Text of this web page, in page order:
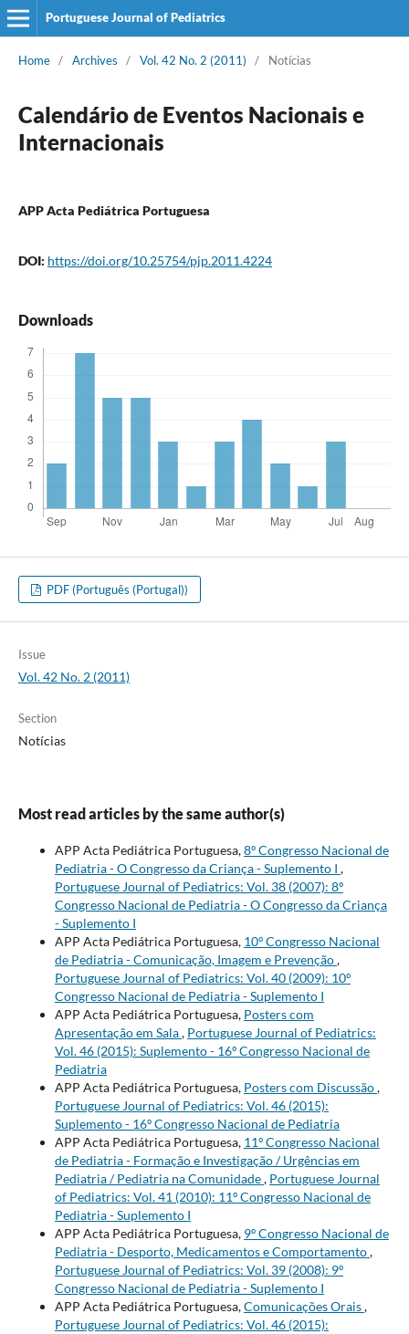
Portuguese Journal of Pediatrics
Home / Archives / Vol. 42 No. 2 (2011) / Notícias
Calendário de Eventos Nacionais e
Internacionais
APP Acta Pediátrica Portuguesa
DOI: https://doi.org/10.25754/pjp.2011.4224
Downloads
PDF (Português (Portugal))
Issue
Vol. 42 No. 2 (2011)
Section
Notícias
Most read articles by the same author(s)
APP Acta Pediátrica Portuguesa,8º Congresso Nacional de
Pediatria - O Congresso da Criança - Suplemento I ,
Portuguese Journal of Pediatrics: Vol. 38 (2007): 8º
Congresso Nacional de Pediatria - O Congresso da Criança
- Suplemento I
APP Acta Pediátrica Portuguesa, 10º Congresso Nacional
de Pediatria - Comunicação, Imagem e Prevenção,
Portuguese Journal of Pediatrics: Vol. 40 (2009): 10º
Congresso Nacional de Pediatria - Suplemento I
APP Acta Pediátrica Portuguesa, Posters com
Apresentação em Sala, Portuguese Journal of Pediatrics:
Vol. 46 (2015): Suplemento - 16º Congresso Nacional de
Pediatria
APP Acta Pediátrica Portuguesa, Posters com Discussão,
Portuguese Journal of Pediatrics: Vol. 46 (2015):
Suplemento - 16º Congresso Nacional de Pediatria
APP Acta Pediátrica Portuguesa, 11º Congresso Nacional
de Pediatria - Formação e Investigação / Urgências em
Pediatria / Pediatria na Comunidade, Portuguese Journal
of Pediatrics: Vol. 41 (2010): 11º Congresso Nacional de
Pediatria - Suplemento I
APP Acta Pediátrica Portuguesa, 9º Congresso Nacional de
Pediatria - Desporto, Medicamentos e Comportamento,
Portuguese Journal of Pediatrics: Vol. 39 (2008): 9º
Congresso Nacional de Pediatria - Suplemento I
APP Acta Pediátrica Portuguesa,Comunicações Orais,
Portuguese Journal of Pediatrics: Vol. 46 (2015):